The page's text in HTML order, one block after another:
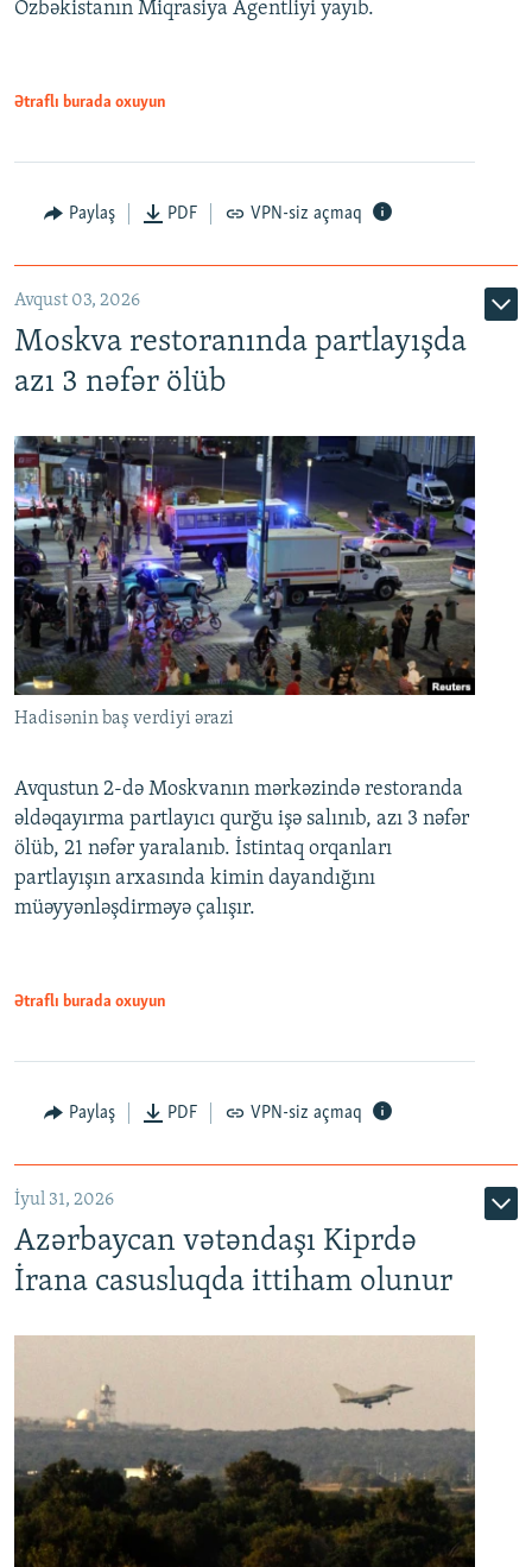
Özbəkistanın Miqrasiya Agentliyi yayıb.
Ətraflı burada oxuyun
Paylaş PDF VPN-siz açmaq
Avqust 03, 2026
Moskva restoranında partlayışda
azı 3 nəfər ölüb
Hadisənin baş verdiyi ərazi
Avqustun 2-də Moskvanın mərkəzində restoranda
əldəqayırma partlayıcı qurğu işə salınıb, azı 3 nəfər
ölüb, 21 nəfər yaralanıb. İstintaq orqanları
partlayışın arxasında kimin dayandığını
müəyyənləşdirməyə çalışır.
Ətraflı burada oxuyun
Paylaş PDF VPN-siz açmaq
İyul 31, 2026
Azərbaycan vətəndaşı Kiprdə
İrana casusluqda ittiham olunur